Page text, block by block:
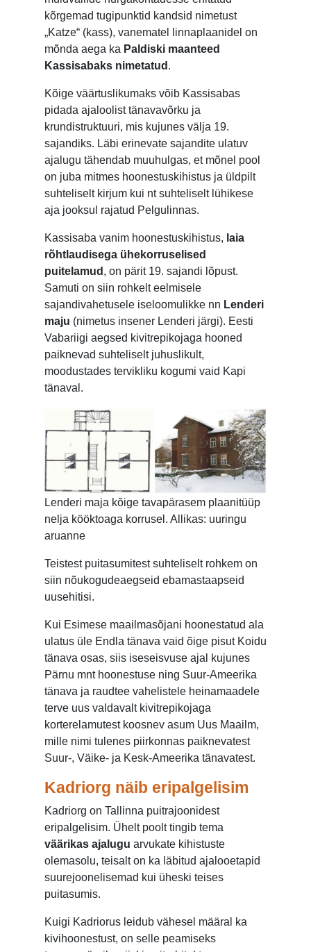
kõrgemad tugipunktid kandsid nimetust
„Katze“ (kass), vanematel linnaplaanidel on
mõnda aega ka Paldiski maanteed
Kassisabaks nimetatud .
Kõige väärtuslikumaks võib Kassisabas
pidada ajaloolist tänavavõrku ja
krundistruktuuri, mis kujunes välja 19.
sajandiks. Läbi erinevate sajandite ulatuv
ajalugu tähendab muuhulgas, et mõnel pool
on juba mitmes hoonestuskihistus ja üldpilt
suhteliselt kirjum kui nt suhteliselt lühikese
aja jooksul rajatud Pelgulinnas.
Kassisaba vanim hoonestuskihistus, laia
rõhtlaudisega ühekorruselised
puitelamud , on pärit 19. sajandi lõpust.
Samuti on siin rohkelt eelmisele
sajandivahetusele iseloomulikke nn Lenderi
maju (nimetus insener Lenderi järgi). Eesti
Vabariigi aegsed kivitrepikojaga hooned
paiknevad suhteliselt juhuslikult,
moodustades tervikliku kogumi vaid Kapi
tänaval.
Lenderi maja kõige tavapärasem plaanitüüp
nelja kööktoaga korrusel. Allikas: uuringu
aruanne
Teistest puitasumitest suhteliselt rohkem on
siin nõukogudeaegseid ebamastaapseid
uusehitisi.
Kui Esimese maailmasõjani hoonestatud ala
ulatus üle Endla tänava vaid õige pisut Koidu
tänava osas, siis iseseisvuse ajal kujunes
Pärnu mnt hoonestuse ning Suur-Ameerika
tänava ja raudtee vahelistele heinamaadele
terve uus valdavalt kivitrepikojaga
korterelamutest koosnev asum Uus Maailm,
mille nimi tulenes piirkonnas paiknevatest
Suur-, Väike- ja Kesk-Ameerika tänavatest.
Kadriorg näib eripalgelisim
Kadriorg on Tallinna puitrajoonidest
eripalgelisim. Ühelt poolt tingib tema
väärikas ajalugu arvukate kihistuste
olemasolu, teisalt on ka läbitud ajalooetapid
suurejoonelisemad kui üheski teises
puitasumis.
Kuigi Kadriorus leidub vähesel määral ka
kivihoonestust, on selle peamiseks